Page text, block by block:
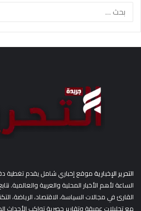
التحرير الإخباريةموقع إخباري شامل يقدم تغطية
الساعة لأهم الأخبار المحلية والعربية والعالمية.
القارئ في مجالات السياسة، الاقتصاد، الرياضة،